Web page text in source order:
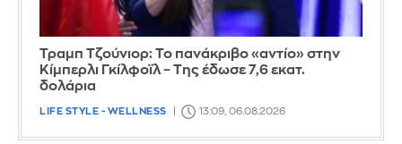
Τραμπ Τζούνιορ: Το πανάκριβο «αντίο» στην
Κίμπερλι Γκίλφοϊλ – Της έδωσε 7,6 εκατ.
δολάρια
LIFE STYLE - WELLNESS 13:09, 06.08.2026